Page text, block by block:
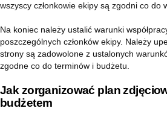
wszyscy członkowie ekipy są zgodni co do
Na koniec należy ustalić warunki
poszczególnych członków ekipy. Należy
strony są zadowolone z ustalonych
zgodne co do terminów i budżetu.
Jak zorganizować plan
budżetem